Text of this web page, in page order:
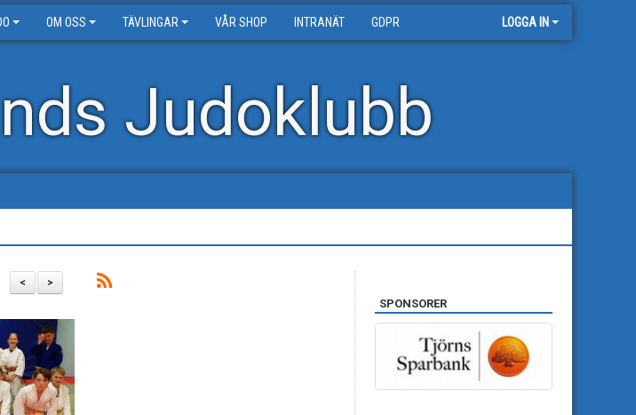
OM OSS TÄVLINGAR VÅR SHOP INTRANÄT GDPR LOGGA IN
Judoklubb
>
<
SPONSORER